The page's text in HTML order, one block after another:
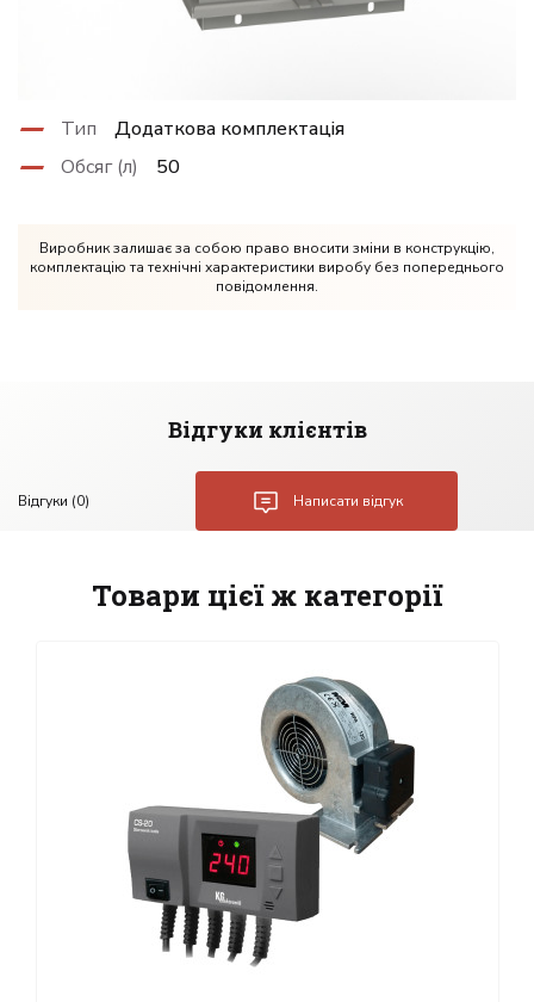
Тип
Додаткова комплектація
Обсяг (л)
50
Виробник залишає за собою право вносити зміни в конструкцію,
комплектацію та технічні характеристики виробу без попереднього
повідомлення.
Відгуки клієнтів
Відгуки (0) Написати відгук
Товари цієї ж категорії